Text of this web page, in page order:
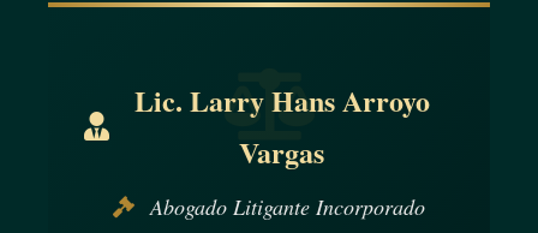
o esencial para el tratamiento requerido por el paciente
enfermo, lo cual justifica dicho otorgamiento de forma tal
debe ser atendido por la persona asegurada activa.
Lic. Larry Hans Arroyo
Vargas
Abogado Litigante Incorporado